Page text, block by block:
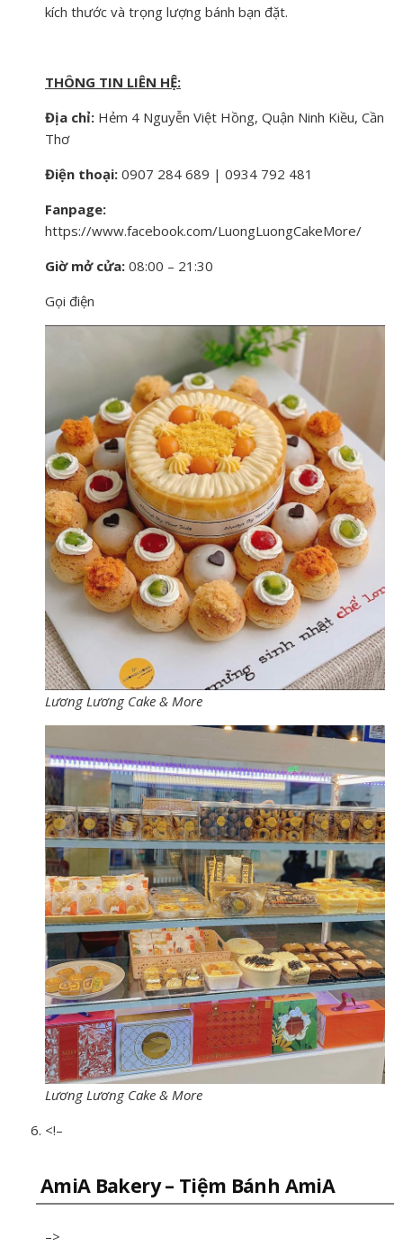
kích thước và trọng lượng bánh bạn đặt.
THÔNG TIN LIÊN HỆ:
Địa chỉ: Hẻm 4 Nguyễn Việt Hồng, Quận Ninh Kiều, Cần
Thơ
Điện thoại: 0907 284 689 | 0934 792 481
Fanpage:
https://www.facebook.com/LuongLuongCakeMore/
Giờ mở cửa: 08:00 – 21:30
Gọi điện
Lương Lương Cake & More
Lương Lương Cake & More
<!–
AmiA Bakery – Tiệm Bánh AmiA
–>